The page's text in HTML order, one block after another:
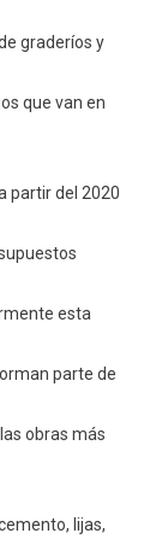
graderíos y
que van en
partir del 2020
esta
parte de
obras más
lijas,